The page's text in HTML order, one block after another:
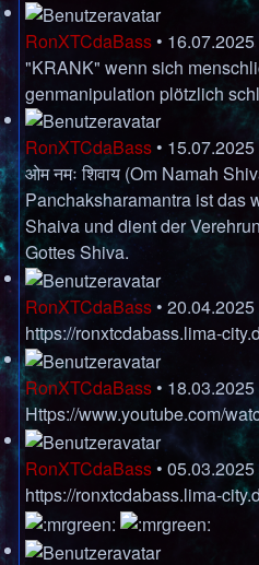
RonXTCdaBass •
"KRANK" wenn sich
genmanipulation plötzlich
RonXTCdaBass •
ओम नमः शिवाय (Om Namah
Panchaksharamantra ist das
Shaiva und dient der
Gottes Shiva.
RonXTCdaBass•
https://ronxtcdabass.lima-
RonXTCdaBass •
Https://www.youtube.com/
RonXTCdaBass•
https://ronxtcdabass.lima-